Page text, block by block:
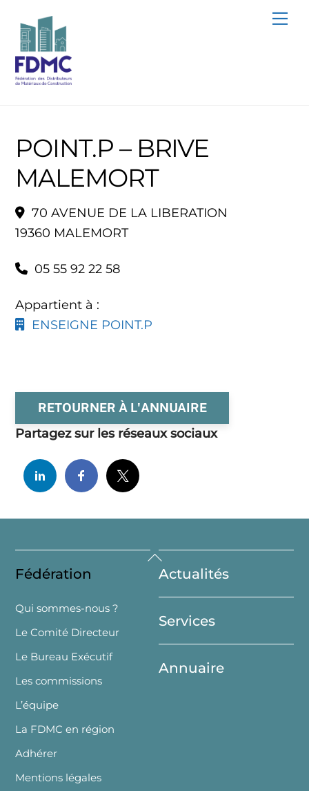
content
POINT.P – BRIVE
MALEMORT
70 AVENUE DE LA LIBERATION
19360 MALEMORT
05 55 92 22 58
Appartient à :
ENSEIGNE POINT.P
RETOURNER À L'ANNUAIRE
Partagez sur les réseaux sociaux
Back
To
Top
Fédération
Qui sommes-nous ?
Le Comité Directeur
Le Bureau Exécutif
Les commissions
L’équipe
La FDMC en région
Adhérer
Mentions légales
Actualités
Services
Annuaire